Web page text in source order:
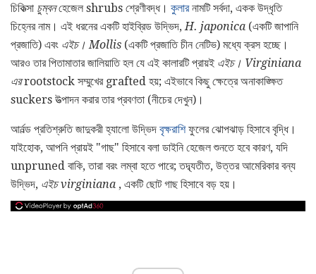
চিকিত্সা চুম্বনহেজেল shrubs শ্রেণীবদ্ধ। কুলারনামটি সর্বদা, একক উদ্ধৃতি
চিহ্নের নাম। এই ধরনের একটি হাইব্রিড উদ্ভিদ, H. japonica (একটি জাপানি
প্রজাতি) এবং এইচ। Mollis (একটি প্রজাতি চীন নেটিভ) মধ্যে ক্রস হচ্ছে।
আরও তার পিতামাতার জালিয়াতি হল যে এই কালারটি প্রায়ই এইচ। Virginiana
এরrootstock সম্মুখের grafted হয়; এইভাবে কিছু ক্ষেত্রে অনাকাঙ্ক্ষিত
suckers উত্পাদন করার তার প্রবণতা (নীচের দেখুন)।
আর্নল্ড প্রতিশ্রুতি জাদুকরী হ্যালো উদ্ভিদ বৃক্ষরাশিফুলের ঝোপঝাড় হিসাবে বৃদ্ধি।
যাইহোক, আপনি প্রায়ই "গাছ" হিসাবে বলা ডাইনি হেজেল শুনতে হবে কারণ, যদি
unpruned বাকি, তারা বরং লম্বা হতে পারে; তদ্ব্যতীত, উত্তর আমেরিকার বন্য
উদ্ভিদ, এইচ virginiana , একটি ছোট গাছ হিসাবে বড় হয়।